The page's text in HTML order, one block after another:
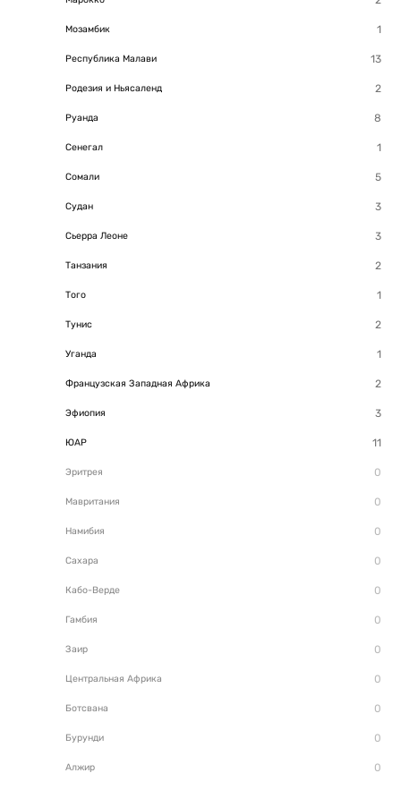
Мозамбик
Республика Малави
Родезия и Ньясаленд
Руанда
Сенегал
Сомали
Судан
Сьерра Леоне
Танзания
Того
Тунис
Уганда
Французская Западная Африка
Эфиопия
ЮАР
Эритрея
Мавритания
Намибия
Сахара
Кабо-Верде
Гамбия
Заир
Центральная Африка
Ботсвана
Бурунди
Алжир